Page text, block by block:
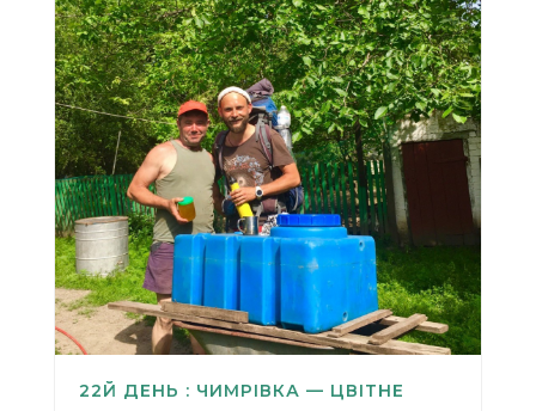
22Й ДЕНЬ : ЧИМРІВКА — ЦВІТНЕ